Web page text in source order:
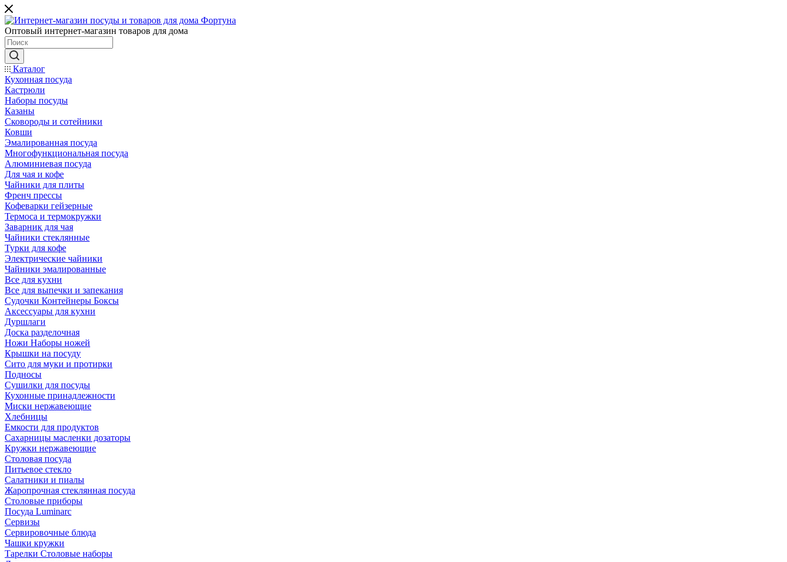
Оптовый интернет-магазин товаров для дома
Каталог
Кухонная посуда
Кастрюли
Наборы посуды
Казаны
Сковороды и сотейники
Ковши
Эмалированная посуда
Многофункциональная посуда
Алюминиевая посуда
Для чая и кофе
Чайники для плиты
Френч прессы
Кофеварки гейзерные
Термоса и термокружки
Заварник для чая
Чайники стеклянные
Турки для кофе
Электрические чайники
Чайники эмалированные
Все для кухни
Все для выпечки и запекания
Судочки Контейнеры Боксы
Аксессуары для кухни
Дуршлаги
Доска разделочная
Ножи Наборы ножей
Крышки на посуду
Сито для муки и протирки
Подносы
Сушилки для посуды
Кухонные принадлежности
Миски нержавеющие
Хлебницы
Емкости для продуктов
Сахарницы масленки дозаторы
Кружки нержавеющие
Столовая посуда
Питьевое стекло
Салатники и пиалы
Жаропрочная стеклянная посуда
Столовые приборы
Посуда Luminarс
Сервизы
Сервировочные блюда
Чашки кружки
Тарелки Столовые наборы